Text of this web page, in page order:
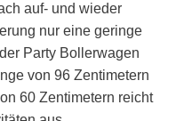
auf- und wieder
nur eine geringe
Party Bollerwagen
von 96 Zentimetern
60 Zentimetern reicht